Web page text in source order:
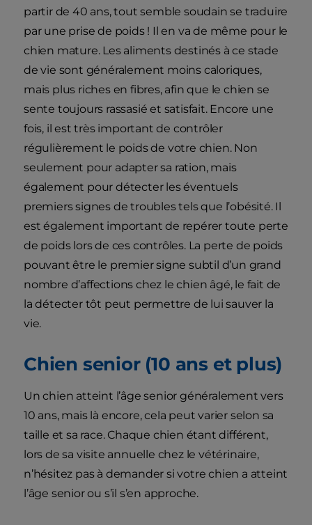
partir de 40 ans, tout semble soudain se traduire
par une prise de poids ! Il en va de même pour le
chien mature. Les aliments destinés à ce stade
de vie sont généralement moins caloriques,
mais plus riches en fibres, afin que le chien se
sente toujours rassasié et satisfait. Encore une
fois, il est très important de contrôler
régulièrement le poids de votre chien. Non
seulement pour adapter sa ration, mais
également pour détecter les éventuels
premiers signes de troubles tels que l’obésité. Il
est également important de repérer toute perte
de poids lors de ces contrôles. La perte de poids
pouvant être le premier signe subtil d’un grand
nombre d’affections chez le chien âgé, le fait de
la détecter tôt peut permettre de lui sauver la
vie.
Chien senior (10 ans et plus)
Un chien atteint l’âge senior généralement vers
10 ans, mais là encore, cela peut varier selon sa
taille et sa race. Chaque chien étant différent,
lors de sa visite annuelle chez le vétérinaire,
n’hésitez pas à demander si votre chien a atteint
l’âge senior ou s’il s’en approche.